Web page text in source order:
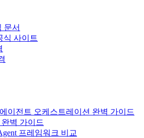
문서
식 사이트
이전트 오케스트레이션 완벽 가이드
완벽 가이드
프레임워크 비교